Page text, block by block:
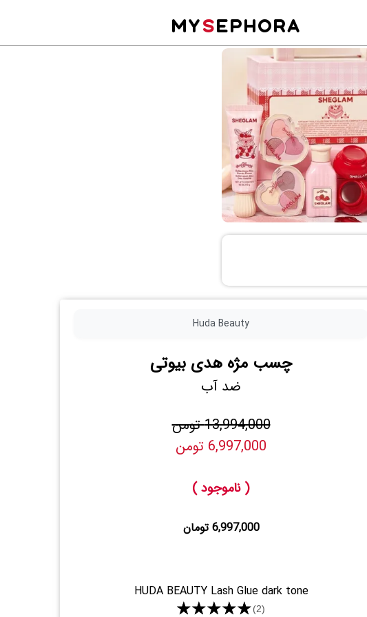
MYSEPHORA
Huda Beauty
چسب مژه هدی بیوتی
ضد آب
13,994,000 تومن
6,997,000 تومن
( ناموجود )
6,997,000 تومان
HUDA BEAUTY Lash Glue dark tone
★★★★★(2)